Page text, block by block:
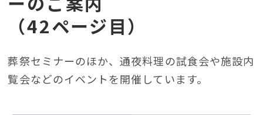
（42ページ目）
葬祭セミナーのほか、通夜料理の試⾷会や施設内
覧会などのイベントを開催しています。